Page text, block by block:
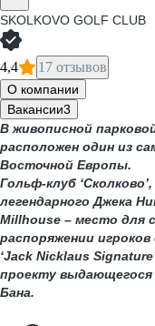
SKOLKOVO GOLF CLUB
4,4 17 отзывов
О компании
Вакансии3
В живописной
расположен один из
Восточной Европы.
Гольф-клуб
легендарного Джека
Millhouse – место для
распоряжении
‘Jack Nicklaus
проекту выдающегося
Бана.